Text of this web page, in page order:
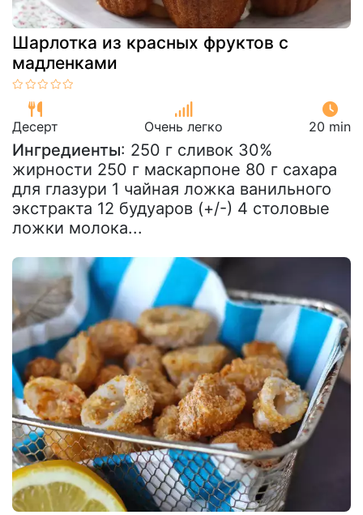
Шарлотка из красных фруктов с
мадленками
Десерт Очень легко 20 min
Ингредиенты: 250 г сливок 30%
жирности 250 г маскарпоне 80 г сахара
для глазури 1 чайная ложка ванильного
экстракта 12 будуаров (+/-) 4 столовые
ложки молока...